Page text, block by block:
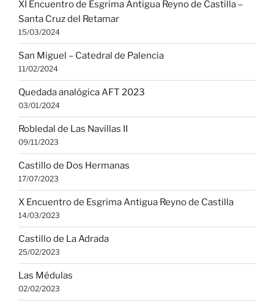
XI Encuentro de Esgrima Antigua Reyno de Castilla –
Santa Cruz del Retamar
15/03/2024
San Miguel – Catedral de Palencia
11/02/2024
Quedada analógica AFT 2023
03/01/2024
Robledal de Las Navillas II
09/11/2023
Castillo de Dos Hermanas
17/07/2023
X Encuentro de Esgrima Antigua Reyno de Castilla
14/03/2023
Castillo de La Adrada
25/02/2023
Las Médulas
02/02/2023